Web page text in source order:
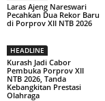
Laras Ajeng Nareswari
Pecahkan Dua Rekor Baru
di Porprov XII NTB 2026
HEADLINE
Kurash Jadi Cabor
Pembuka Porprov XII
NTB 2026, Tanda
Kebangkitan Prestasi
Olahraga